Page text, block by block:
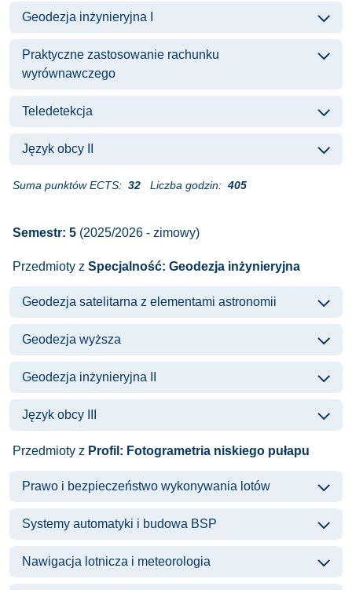
Geodezja inżynieryjna I
Praktyczne zastosowanie rachunku
wyrównawczego
Teledetekcja
Język obcy II
Suma punktów ECTS: 32 Liczba godzin: 405
Semestr: 5 (2025/2026 - zimowy)
Przedmioty z Specjalność: Geodezja inżynieryjna
Geodezja satelitarna z elementami astronomii
Geodezja wyższa
Geodezja inżynieryjna II
Język obcy III
Przedmioty z Profil: Fotogrametria niskiego pułapu
Prawo i bezpieczeństwo wykonywania lotów
Systemy automatyki i budowa BSP
Nawigacja lotnicza i meteorologia